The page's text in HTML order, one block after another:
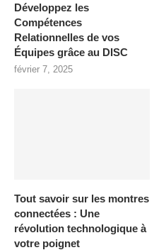
Développez les
Compétences
Relationnelles de vos
Équipes grâce au DISC
février 7, 2025
Tout savoir sur les montres
connectées : Une
révolution technologique à
votre poignet